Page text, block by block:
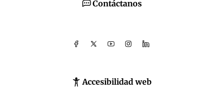
Contáctanos
Accesibilidad web